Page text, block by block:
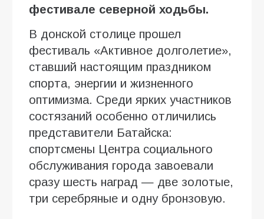
фестивале северной ходьбы.
В донской столице прошел
фестиваль «Активное долголетие»,
ставший настоящим праздником
спорта, энергии и жизненного
оптимизма. Среди ярких участников
состязаний особенно отличились
представители Батайска:
спортсмены Центра социального
обслуживания города завоевали
сразу шесть наград — две золотые,
три серебряные и одну бронзовую.